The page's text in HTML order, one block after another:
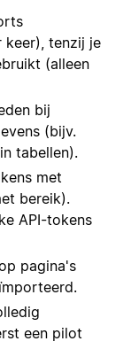
keer), tenzij je
(alleen
bij
(bijv.
tabellen).
met
bereik).
API-tokens
pagina's
een pilot